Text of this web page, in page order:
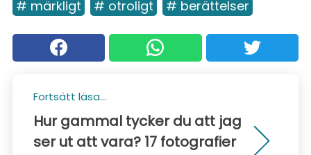
# märkligt # otroligt # berättelser
Fortsätt läsa...
Hur gammal tycker du att jag
ser ut att vara? 17 fotografier